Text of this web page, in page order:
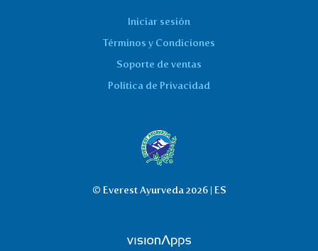
Iniciar sesión
Términos y Condiciones
Soporte de ventas
Política de Privacidad
© Everest Ayurveda 2026 | ES